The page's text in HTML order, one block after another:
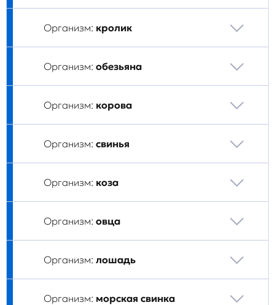
Организм: кролик
Организм: обезьяна
Организм: корова
Организм: свинья
Организм: коза
Организм: овца
Организм: лошадь
Организм: морская свинка